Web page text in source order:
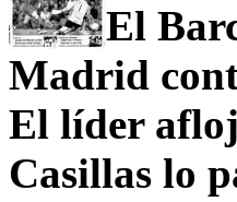
El
Madrid
El líder
Casillas lo